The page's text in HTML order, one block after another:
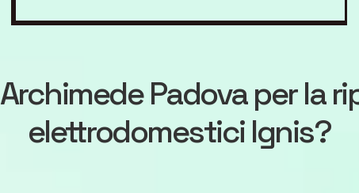
Archimede Padovaper la
elettrodomestici Ignis?